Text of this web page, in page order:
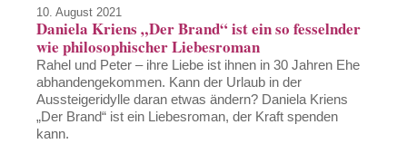
10. August 2021
Daniela Kriens „Der Brand“ ist ein so fesselnder
wie philosophischer Liebesroman
Rahel und Peter – ihre Liebe ist ihnen in 30 Jahren Ehe
abhandengekommen. Kann der Urlaub in der
Aussteigeridylle daran etwas ändern? Daniela Kriens
„Der Brand“ ist ein Liebesroman, der Kraft spenden
kann.